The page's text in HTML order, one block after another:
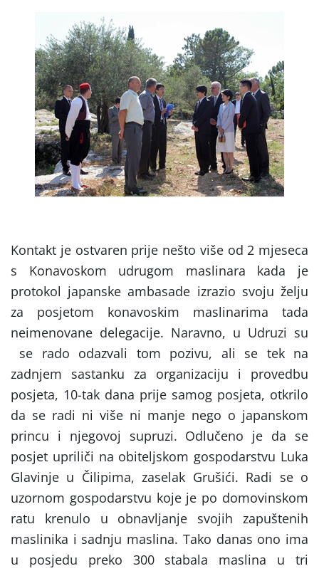
Kontakt je ostvaren prije nešto više od 2 mjeseca
s Konavoskom udrugom maslinara kada je
protokol japanske ambasade izrazio svoju želju
za posjetom konavoskim maslinarima tada
neimenovane delegacije. Naravno, u Udruzi su
se rado odazvali tom pozivu, ali se tek na
zadnjem sastanku za organizaciju i provedbu
posjeta, 10-tak dana prije samog posjeta, otkrilo
da se radi ni više ni manje nego o japanskom
princu i njegovoj supruzi. Odlučeno je da se
posjet upriliči na obiteljskom gospodarstvu Luka
Glavinje u Čilipima, zaselak Grušići. Radi se o
uzornom gospodarstvu koje je po domovinskom
ratu krenulo u obnavljanje svojih zapuštenih
maslinika i sadnju maslina. Tako danas ono ima
u posjedu preko 300 stabala maslina u tri